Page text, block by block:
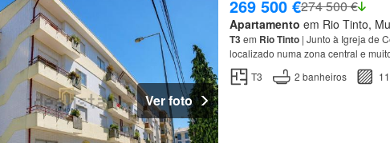
Ver foto
269 500 €274 500 €
Apartamento em Rio Tinto,
T3em RioTinto| Junto à Igreja de
localizado numa zona central e
proprietário personalizá-lo
aoseu
T3 2 banheiros